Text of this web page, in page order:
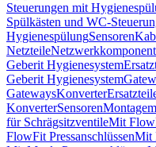
Steuerungen mit
Spülkästen und WC-
HygienespülungSensoren
Netzteile
Geberit Hygienesystem
Geberit Hygienesystem
GatewaysKonverter
KonverterSensoren
für SchrägsitzventileMit
FlowFit PressanschlüssenMit